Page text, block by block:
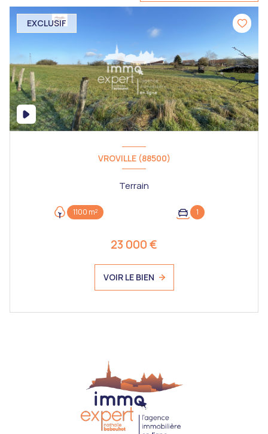
EXCLUSIF
VROVILLE (88500)
Terrain
1100 m² 1
23 000 €
VOIR LE BIEN